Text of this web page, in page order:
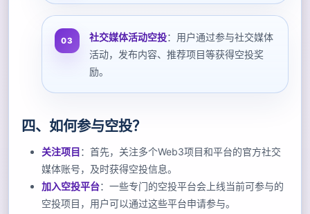
社交媒体活动空投：用户通过参与社交媒体
活动，发布内容、推荐项目等获得空投奖
励。
四、如何参与空投？
关注项目：首先，关注多个Web3项目和平台的官方社交
媒体账号，及时获得空投信息。
加入空投平台：一些专门的空投平台会上线当前可参与的
空投项目，用户可以通过这些平台申请参与。